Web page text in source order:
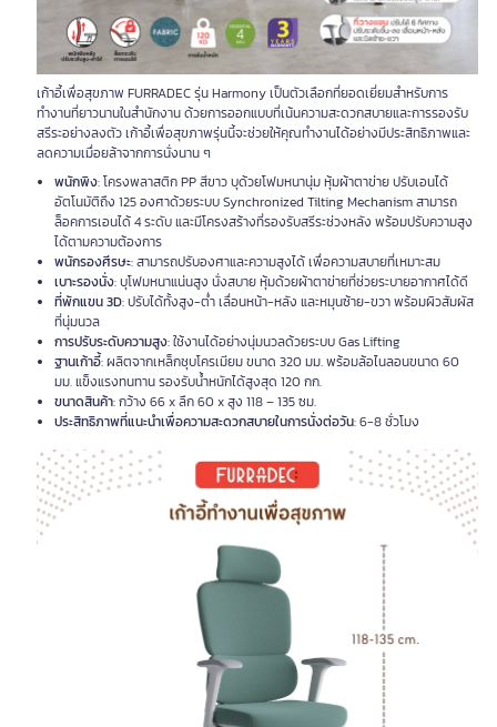
เก้าอี้เพื่อสุขภาพ FURRADEC รุ่น Harmony เป็นตัวเลือกที่ยอดเยี่ยมสำหรับการ
ทำงานที่ยาวนานในสำนักงาน ด้วยการออกแบบที่เน้นความสะดวกสบายและการรองรับ
สรีระอย่างลงตัว เก้าอี้เพื่อสุขภาพรุ่นนี้จะช่วยให้คุณทำงานได้อย่างมีประสิทธิภาพและ
ลดความเมื่อยล้าจากการนั่งนาน ๆ
พนักพิง: โครงพลาสติก PP สีขาว บุด้วยโฟมหนานุ่ม หุ้มผ้าตาข่าย ปรับเอนได้
อัตโนมัติถึง 125 องศาด้วยระบบ Synchronized Tilting Mechanism สามารถ
ล็อคการเอนได้ 4 ระดับ และมีโครงสร้างที่รองรับสรีระช่วงหลัง พร้อมปรับความสูง
ได้ตามความต้องการ
พนักรองศีรษะ: สามารถปรับองศาและความสูงได้ เพื่อความสบายที่เหมาะสม
เบาะรองนั่ง: บุโฟมหนาแน่นสูง นั่งสบาย หุ้มด้วยผ้าตาข่ายที่ช่วยระบายอากาศได้ดี
ที่พักแขน 3D: ปรับได้ทั้งสูง-ต่ำ เลื่อนหน้า-หลัง และหมุนซ้าย-ขวา พร้อมผิวสัมผัส
ที่นุ่มนวล
การปรับระดับความสูง: ใช้งานได้อย่างนุ่มนวลด้วยระบบ Gas Lifting
ฐานเก้าอี้: ผลิตจากเหล็กชุบโครเมียม ขนาด 320 มม. พร้อมล้อไนลอนขนาด 60
มม. แข็งแรงทนทาน รองรับน้ำหนักได้สูงสุด 120 กก.
ขนาดสินค้า: กว้าง 66 x ลึก 60 x สูง 118 – 135 ซม.
ประสิทธิภาพที่แนะนำเพื่อความสะดวกสบายในการนั่งต่อวัน: 6-8 ชั่วโมง